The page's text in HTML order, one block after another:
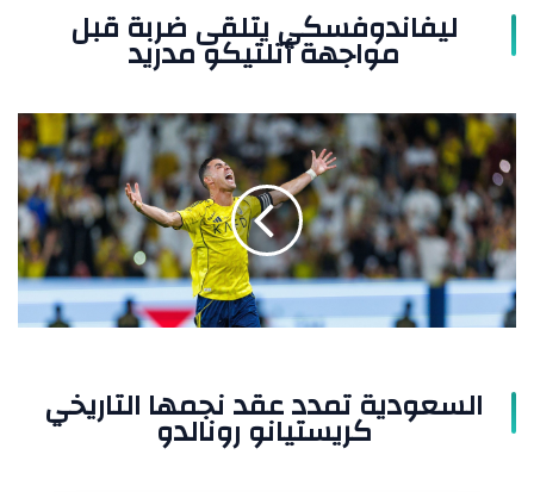
ليفاندوفسكي يتلقى ضربة قبل
مواجهة أتلتيكو مدريد
السعودية
تمدد
عقد
نجمها
التاريخي
كريستيانو
رونالدو
السعودية تمدد عقد نجمها التاريخي
كريستيانو رونالدو